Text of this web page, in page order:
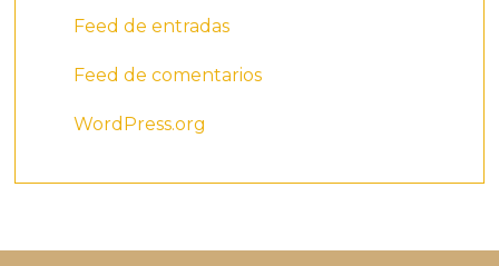
Feed de entradas
Feed de comentarios
WordPress.org